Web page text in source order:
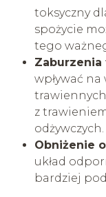
toksyczny
spożycie
tego
Zaburzenia
wpływać
z
odżywczych.
Obniżenie
układ
bardziej